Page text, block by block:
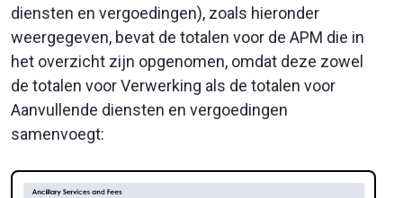
diensten en vergoedingen), zoals hieronder
weergegeven, bevat de totalen voor de APM die in
het overzicht zijn opgenomen, omdat deze zowel
de totalen voor Verwerking als de totalen voor
Aanvullende diensten en vergoedingen
samenvoegt: